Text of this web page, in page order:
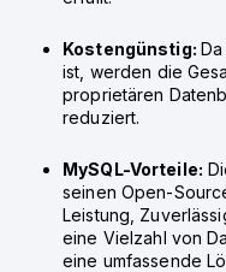
Kostengünstig:
ist, werden die
proprietären
reduziert.
MySQL-Vorteile:
seinen Open-
Leistung,
eine Vielzahl von
eine umfassende